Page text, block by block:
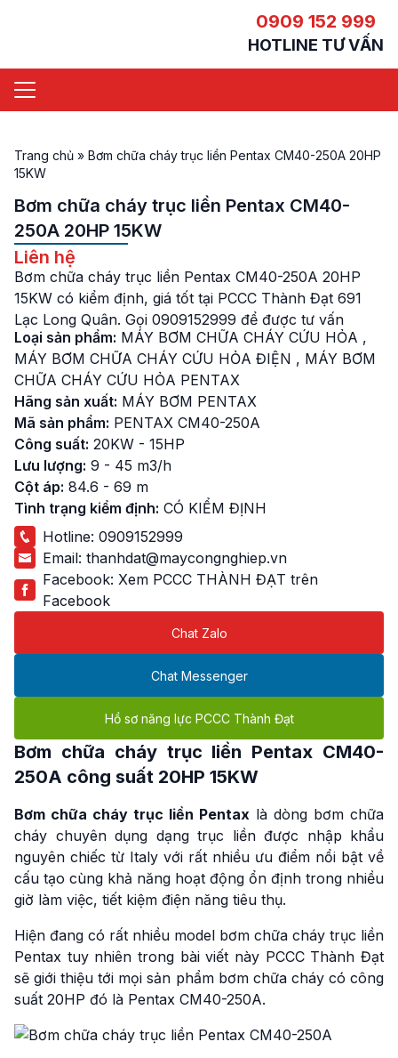
0909 152 999
HOTLINE TƯ VẤN
Trang chủ » Bơm chữa cháy trục liền Pentax CM40-250A 20HP
15KW
Bơm chữa cháy trục liền Pentax CM40-
250A 20HP 15KW
Liên hệ
Bơm chữa cháy trục liền Pentax CM40-250A 20HP
15KW có kiểm định, giá tốt tại PCCC Thành Đạt 691
Lạc Long Quân. Gọi 0909152999 để được tư vấn
Loại sản phẩm: MÁY BƠM CHỮA CHÁY CỨU HỎA ,
MÁY BƠM CHỮA CHÁY CỨU HỎA ĐIỆN , MÁY BƠM
CHỮA CHÁY CỨU HỎA PENTAX
Hãng sản xuất: MÁY BƠM PENTAX
Mã sản phẩm: PENTAX CM40-250A
Công suất: 20KW - 15HP
Lưu lượng: 9 - 45 m3/h
Cột áp: 84.6 - 69 m
Tình trạng kiểm định: CÓ KIỂM ĐỊNH
Hotline: 0909152999
Email: thanhdat@maycongnghiep.vn
Facebook: Xem PCCC THÀNH ĐẠT trên
Facebook
Chat Zalo
Chat Messenger
Hồ sơ năng lực PCCC Thành Đạt
Bơm chữa cháy trục liền Pentax CM40-
250A công suất 20HP 15KW
Bơm chữa cháy trục liền Pentax là dòng bơm chữa
cháy chuyên dụng dạng trục liền được nhập khẩu
nguyên chiếc từ Italy với rất nhiều ưu điểm nổi bật về
cấu tạo cùng khả năng hoạt động ổn định trong nhiều
giờ làm việc, tiết kiệm điện năng tiêu thụ.
Hiện đang có rất nhiều model bơm chữa cháy trục liền
Pentax tuy nhiên trong bài viết này PCCC Thành Đạt
sẽ giới thiệu tới mọi sản phẩm bơm chữa cháy có công
suất 20HP đó là Pentax CM40-250A.